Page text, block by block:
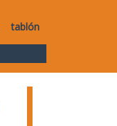
tablón